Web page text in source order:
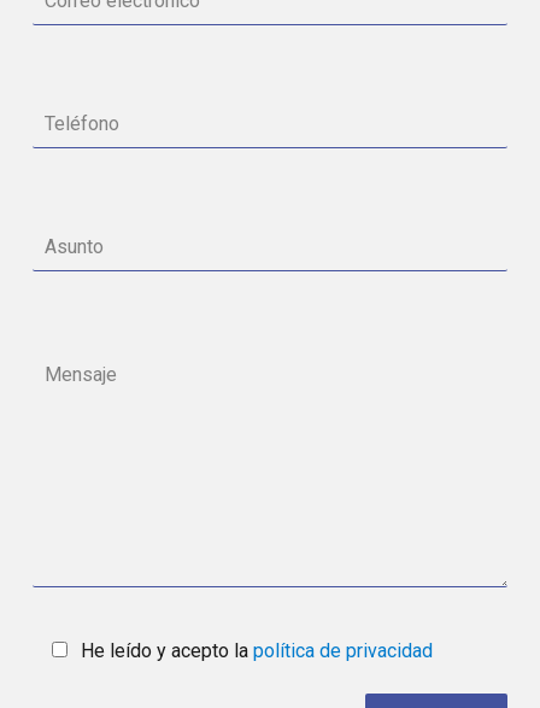
He leído y acepto la política de privacidad